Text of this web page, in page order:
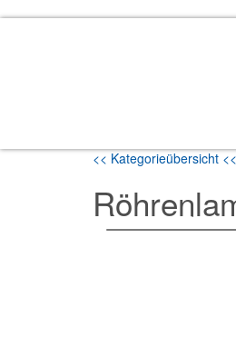
<< Kategorieübersicht